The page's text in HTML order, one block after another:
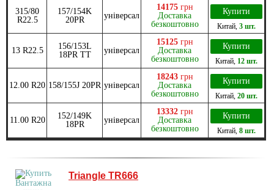
315/80
R22.5
157/154K
20PR
універсал
14175 грн
Доставка
безкоштовно
Купити
Китай 3 шт.
13 R22.5
156/153L
18PR TT
універсал
15125 грн
Доставка
безкоштовно
Купити
Китай 12 шт.
12.00 R20 158/155J 20PR універсал
18243 грн
Доставка
безкоштовно
Купити
Китай 20 шт.
11.00 R20
152/149K
18PR
універсал
13332 грн
Доставка
безкоштовно
Купити
Китай 8 шт.
Triangle TR666